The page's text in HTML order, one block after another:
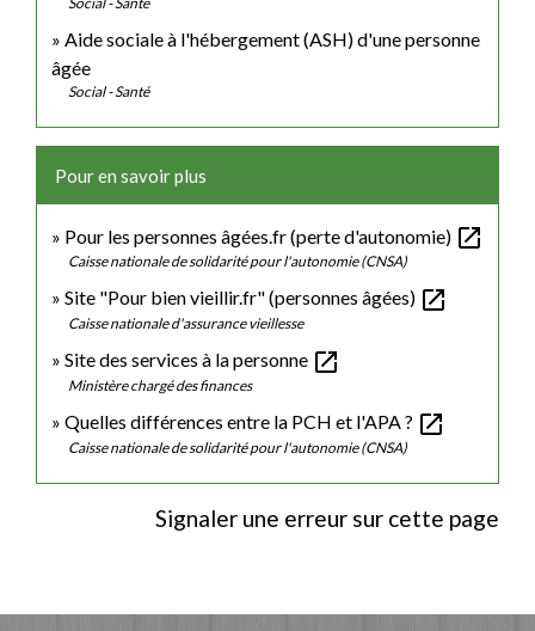
Aide sociale à l'hébergement (ASH) d'une personne
âgée
Social - Santé
Pour en savoir plus
Pour les personnes âgées.fr (perte d'autonomie) open_in_new
Caisse nationale de solidarité pour l'autonomie (CNSA)
Site "Pour bien vieillir.fr" (personnes âgées) open_in_new
Caisse nationale d'assurance vieillesse
Site des services à la personne open_in_new
Ministère chargé des finances
Quelles différences entre la PCH et l'APA ? open_in_new
Caisse nationale de solidarité pour l'autonomie (CNSA)
Signaler une erreur sur cette page